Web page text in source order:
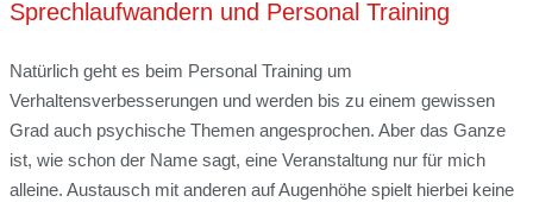
Sprechlaufwandern und Personal Training
Natürlich geht es beim Personal Training um
Verhaltensverbesserungen und werden bis zu einem gewissen
Grad auch psychische Themen angesprochen. Aber das Ganze
ist, wie schon der Name sagt, eine Veranstaltung nur für mich
alleine. Austausch mit anderen auf Augenhöhe spielt hierbei keine